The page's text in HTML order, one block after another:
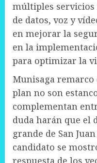
múltiples
de datos, voz y
en mejorar la
en la
para optimizar la
Munisaga remarco
plan no son
complementan
duda harán que el
grande de San
candidato se